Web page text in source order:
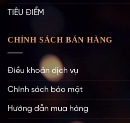
TIÊU ĐIỂM
CHÍNH SÁCH BÁN HÀNG
Điều khoản dịch vụ
Chính sách bảo mật
Hướng dẫn mua hàng